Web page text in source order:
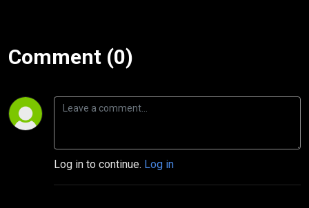
Comment (0)
Log in to continue. Log in